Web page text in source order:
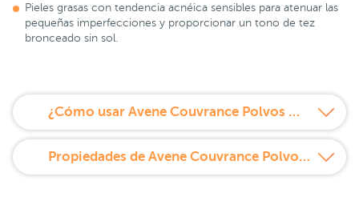
Pieles grasas con tendencia acnéica sensibles para atenuar las
pequeñas imperfecciones y proporcionar un tono de tez
bronceado sin sol.
¿Cómo usar Avene Couvrance Polvos Mosaicos Bronceados 9 g?
Propiedades de Avene Couvrance Polvos Mosaicos Bronceados 9 g